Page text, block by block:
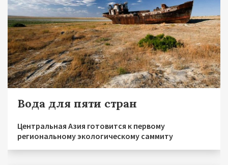
Вода для пяти стран
Центральная Азия готовится к первому
региональному экологическому саммиту